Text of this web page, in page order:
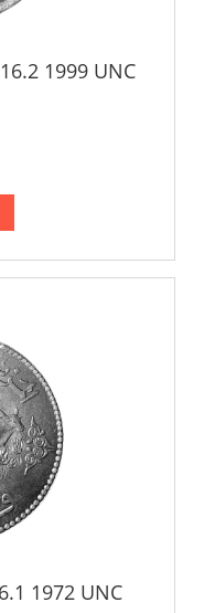
1999 UNC
1972 UNC